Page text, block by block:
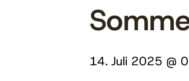
14. Juli 2025 @